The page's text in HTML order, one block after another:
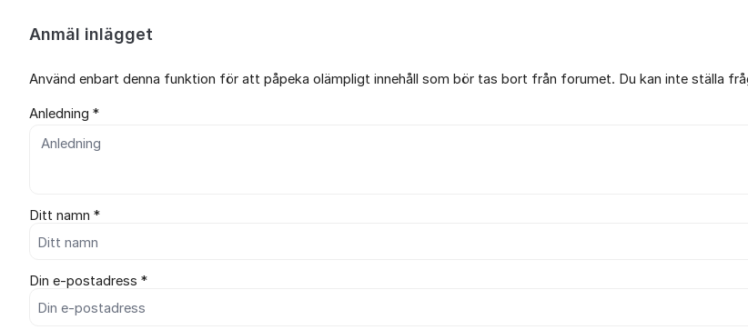
Anmäl inlägget
Använd enbart denna funktion för att påpeka olämpligt innehåll som bör tas bort från forumet. Du kan inte ställa
Anledning *
Ditt namn *
Din e-postadress *